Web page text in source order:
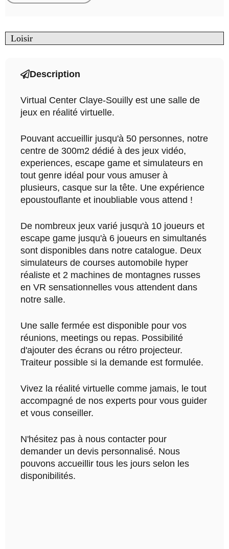
Loisir
Description
Virtual Center Claye-Souilly est une salle de
jeux en réalité virtuelle.
Pouvant accueillir jusqu'à 50 personnes, notre
centre de 300m2 dédié à des jeux vidéo,
experiences, escape game et simulateurs en
tout genre idéal pour vous amuser à
plusieurs, casque sur la tête. Une expérience
epoustouflante et inoubliable vous attend !
De nombreux jeux varié jusqu'à 10 joueurs et
escape game jusqu'à 6 joueurs en simultanés
sont disponibles dans notre catalogue. Deux
simulateurs de courses automobile hyper
réaliste et 2 machines de montagnes russes
en VR sensationnelles vous attendent dans
notre salle.
Une salle fermée est disponible pour vos
réunions, meetings ou repas. Possibilité
d'ajouter des écrans ou rétro projecteur.
Traiteur possible si la demande est formulée.
Vivez la réalité virtuelle comme jamais, le tout
accompagné de nos experts pour vous guider
et vous conseiller.
N'hésitez pas à nous contacter pour
demander un devis personnalisé. Nous
pouvons accueillir tous les jours selon les
disponibilités.